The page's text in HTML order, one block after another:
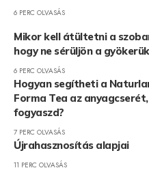
6 PERC OLVASÁS
Mikor kell átültetni a
hogy ne sérüljön a
6 PERC OLVASÁS
Hogyan segítheti a
Forma Tea az
fogyaszd?
7 PERC OLVASÁS
Újrahasznosítás alapjai
11 PERC OLVASÁS